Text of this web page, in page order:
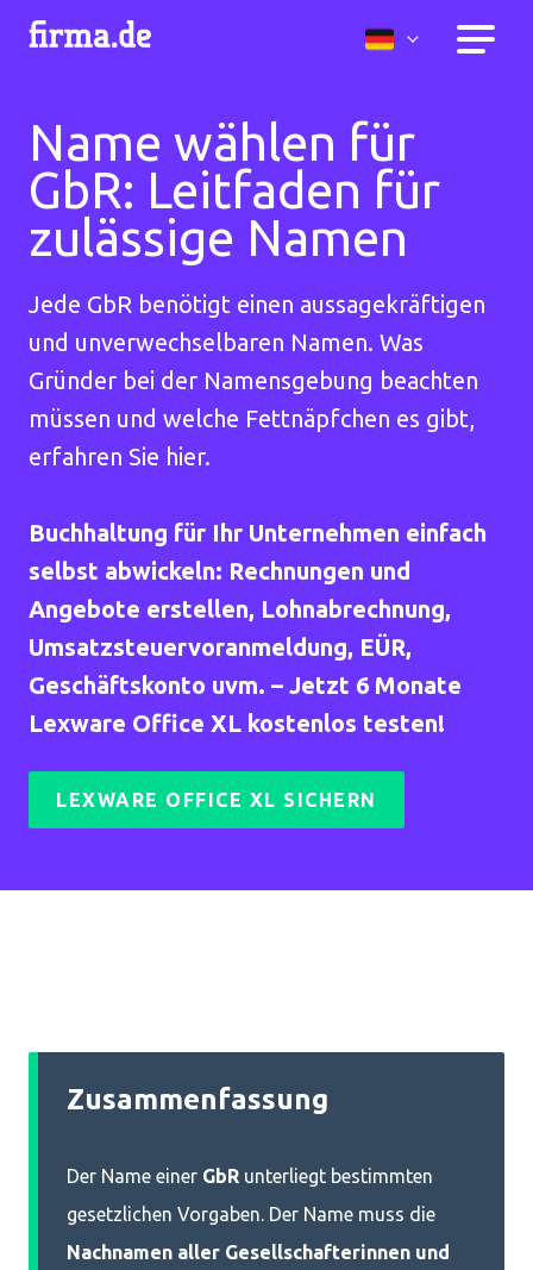
Name wählen für
GbR: Leitfaden für
zulässige Namen
Jede GbR benötigt einen aussagekräftigen
und unverwechselbaren Namen. Was
Gründer bei der Namensgebung beachten
müssen und welche Fettnäpfchen es gibt,
erfahren Sie hier.
Buchhaltung für Ihr Unternehmen einfach
selbst abwickeln: Rechnungen und
Angebote erstellen, Lohnabrechnung,
Umsatzsteuervoranmeldung, EÜR,
Geschäftskonto uvm. – Jetzt 6 Monate
Lexware Office XL kostenlos testen!
LEXWARE OFFICE XL SICHERN
Zusammenfassung
Der Name einer GbR unterliegt bestimmten
gesetzlichen Vorgaben. Der Name muss die
Nachnamen aller Gesellschafterinnen und